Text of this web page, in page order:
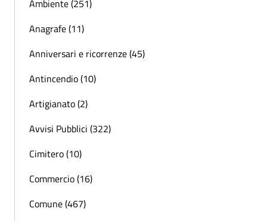
Ambiente (251)
Anagrafe (11)
Anniversari e ricorrenze (45)
Antincendio (10)
Artigianato (2)
Avvisi Pubblici (322)
Cimitero (10)
Commercio (16)
Comune (467)